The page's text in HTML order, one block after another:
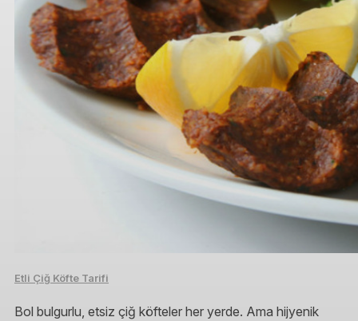
Etli Çiğ Köfte Tarifi
Bol bulgurlu, etsiz çiğ köfteler her yerde. Ama hijyenik